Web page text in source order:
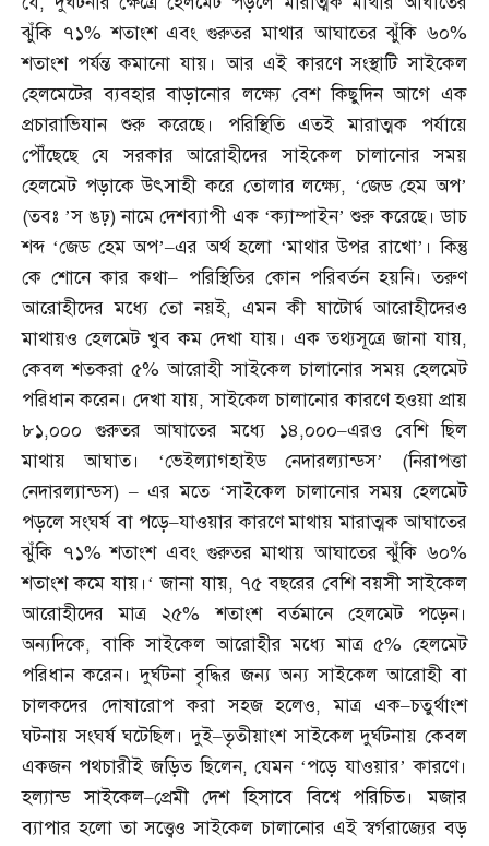
ঝুঁকি ৭১%শতাংশ এবং গুরুতর মাথার আঘাতের ঝুঁকি ৬০%
শতাংশ পর্যন্ত কমানো যায়। আর এই কারণে সংস্থাটি সাইকেল
হেলমেটের ব্যবহার বাড়ানোর লক্ষ্যে বেশ কিছুদিন আগে এক
প্রচারাভিযান শুরু করেছে। পরিস্থিতি এতই মারাত্মক পর্যায়ে
পৌঁছেছে যে সরকার আরোহীদের সাইকেল চালানোর সময়
হেলমেট পড়াকে উৎসাহী করে তোলার লক্ষ্যে, ‘জেড হেম অপ’
(তবঃ ’স ঙঢ়)নামে দেশব্যাপী এক ‘ক্যাম্পাইন’ শুরু করেছে। ডাচ
শব্দ ‘জেড হেম অপ’–এর অর্থ হলো ‘মাথার উপর রাখো’। কিন্তু
কে শোনে কার কথা– পরিস্থিতির কোন পরিবর্তন হয়নি। তরুণ
আরোহীদের মধ্যে তো নয়ই, এমন কী ষাটোর্দ্ব আরোহীদেরও
মাথায়ও হেলমেট খুব কম দেখা যায়। এক তথ্যসূত্রে জানা যায়,
কেবল শতকরা ৫%আরোহী সাইকেল চালানোর সময় হেলমেট
পরিধান করেন। দেখা যায়,সাইকেল চালানোর কারণে হওয়া প্রায়
৮১,০০০ গুরুতর আঘাতের মধ্যে ১৪,০০০–এরও বেশি ছিল
মাথায় আঘাত। ‘ভেইল্যাগহাইড নেদারল্যান্ডস’ (নিরাপত্তা
নেদারল্যান্ডস) –এর মতে ‘সাইকেল চালানোর সময় হেলমেট
পড়লে সংঘর্ষ বা পড়ে–যাওয়ার কারণে মাথায় মারাত্মক আঘাতের
ঝুঁকি ৭১%শতাংশ এবং গুরুতর মাথায় আঘাতের ঝুঁকি ৬০%
শতাংশ কমে যায়।‘জানা যায়, ৭৫ বছরের বেশি বয়সী সাইকেল
আরোহীদের মাত্র ২৫%শতাংশ বর্তমানে হেলমেট পড়েন।
অন্যদিকে,বাকি সাইকেল আরোহীর মধ্যে মাত্র ৫%হেলমেট
পরিধান করেন। দুর্ঘটনা বৃদ্ধির জন্য অন্য সাইকেল আরোহী বা
চালকদের দোষারোপ করা সহজ হলেও,মাত্র এক–চতুর্থাংশ
ঘটনায় সংঘর্ষ ঘটেছিল। দুই–তৃতীয়াংশ সাইকেল দুর্ঘটনায় কেবল
একজন পথচারীই জড়িত ছিলেন,যেমন ‘পড়ে যাওয়ার’ কারণে।
হল্যান্ড সাইকেল–প্রেমী দেশ হিসাবে বিশ্বে পরিচিত। মজার
ব্যাপার হলো তা সত্ত্বেও সাইকেল চালানোর এই স্বর্গরাজ্যের বড়